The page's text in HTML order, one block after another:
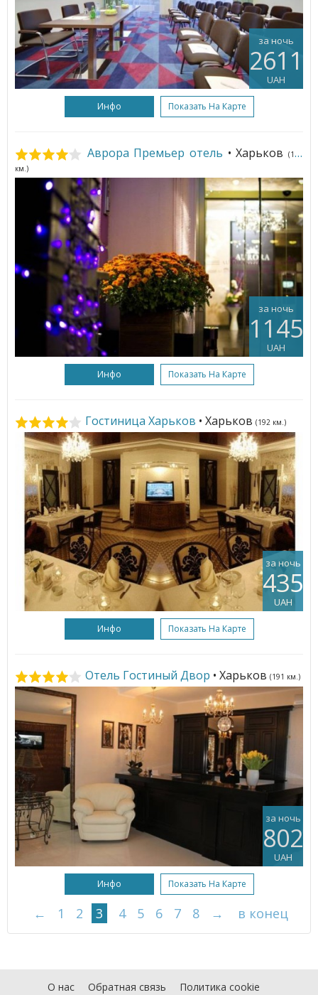
за ночь
2611
UAH
Инфо Показать На Карте
Аврора Премьер отель • Харьков(192
км.)
за ночь
1145
UAH
Инфо Показать На Карте
Гостиница Харьков • Харьков (192 км.)
за ночь
435
UAH
Инфо Показать На Карте
Отель Гостиный Двор • Харьков (191 км.)
за ночь
802
UAH
Инфо Показать На Карте
← 1 2 3 4 5 6 7 8 → в конец
О нас Обратная связь
Политика cookie